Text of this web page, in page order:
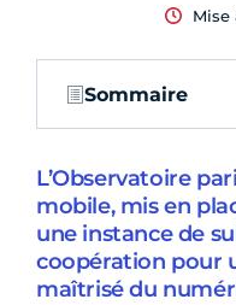
Mise
Sommaire
L’Observatoire
mobile, mis en
une instance de
coopération pour
maîtrisé du